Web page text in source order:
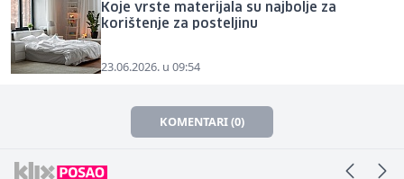
Koje vrste materijala su najbolje za
korištenje za posteljinu
23.06.2026. u 09:54
KOMENTARI (0)